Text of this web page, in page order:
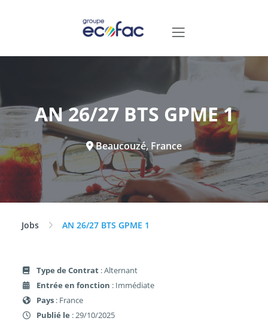
AN 26/27 BTS GPME 1
Beaucouzé, France
Jobs AN 26/27 BTS GPME 1
Type de Contrat : Alternant
Entrée en fonction : Immédiate
Pays : France
Publié le : 29/10/2025